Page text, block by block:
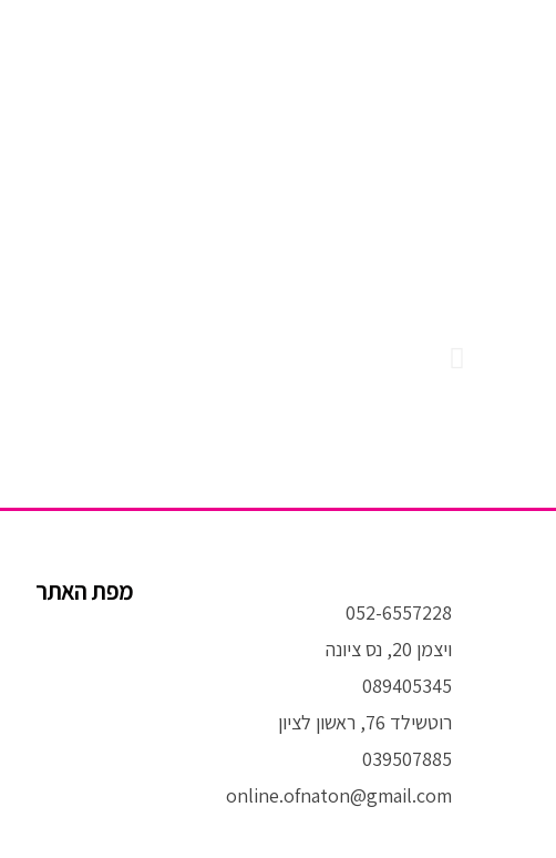
052-6557228
ויצמן 20, נס ציונה
089405345
רוטשילד 76, ראשון לציון
039507885
online.ofnaton@gmail.com
מפת האתר